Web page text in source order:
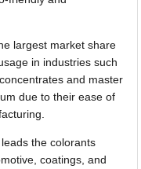
largest market share
in industries such
and master
due to their ease of
the colorants
coatings, and